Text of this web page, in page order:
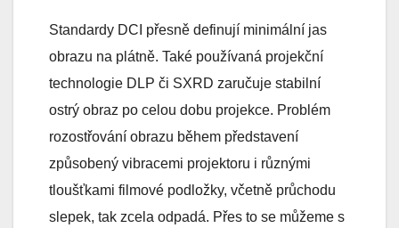
Standardy DCI přesně definují minimální jas
obrazu na plátně. Také používaná projekční
technologie DLP či SXRD zaručuje stabilní
ostrý obraz po celou dobu projekce. Problém
rozostřování obrazu během představení
způsobený vibracemi projektoru i různými
tloušťkami filmové podložky, včetně průchodu
slepek, tak zcela odpadá. Přes to se můžeme s